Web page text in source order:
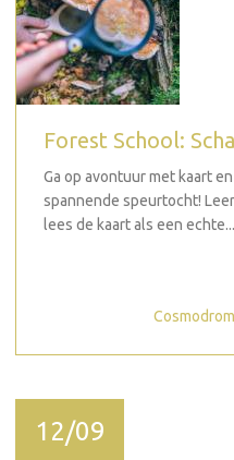
Forest School:
Ga op avontuur met kaart
spannende speurtocht!
lees de kaart als een echte...
12/09